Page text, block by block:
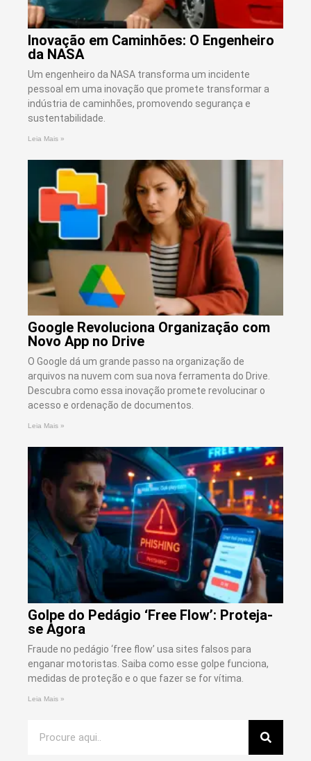
Inovação em Caminhões: O Engenheiro
da NASA
Um engenheiro da NASA transforma um incidente
pessoal em uma inovação que promete transformar a
indústria de caminhões, promovendo segurança e
sustentabilidade.
Leia Mais »
Google Revoluciona Organização com
Novo App no Drive
O Google dá um grande passo na organização de
arquivos na nuvem com sua nova ferramenta do Drive.
Descubra como essa inovação promete revolucinar o
acesso e ordenação de documentos.
Leia Mais »
Golpe do Pedágio ‘Free Flow’: Proteja-
se Agora
Fraude no pedágio ‘free flow’ usa sites falsos para
enganar motoristas. Saiba como esse golpe funciona,
medidas de proteção e o que fazer se for vítima.
Leia Mais »